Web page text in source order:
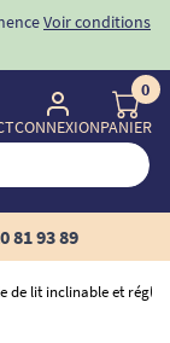
Voir conditions
CONNEXION
0
PANIER
81 93 89
de lit inclinable et